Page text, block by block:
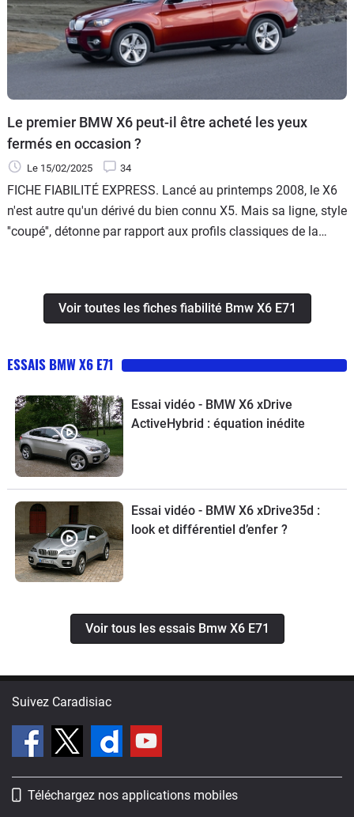
Le premier BMW X6 peut-il être acheté les yeux
fermés en occasion ?
Le 15/02/2025 34
FICHE FIABILITÉ EXPRESS. Lancé au printemps 2008, le X6
n'est autre qu'un dérivé du bien connu X5. Mais sa ligne, style
''coupé'', détonne par rapport aux profils classiques de la
Voir toutes les fiches fiabilité Bmw X6 E71
ESSAIS BMW X6 E71
Essai vidéo - BMW X6 xDrive
ActiveHybrid : équation inédite
Essai vidéo - BMW X6 xDrive35d :
look et différentiel d’enfer ?
Voir tous les essais Bmw X6 E71
Suivez Caradisiac
Téléchargez nos applications mobiles